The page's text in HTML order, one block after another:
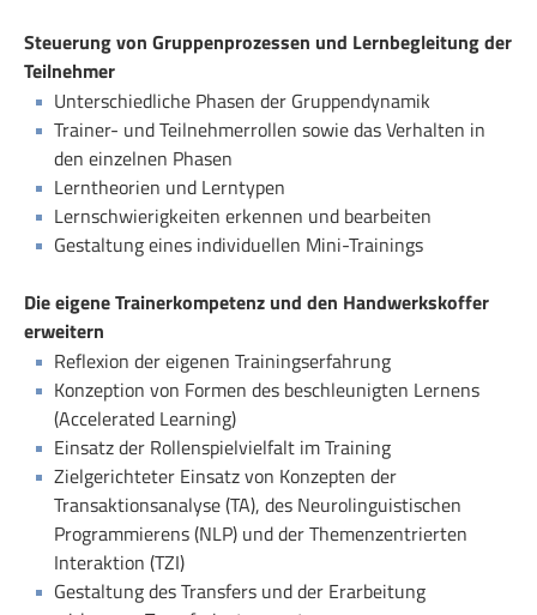
Steuerung von Gruppenprozessen und Lernbegleitung der
Teilnehmer
Unterschiedliche Phasen der Gruppendynamik
Trainer- und Teilnehmerrollen sowie das Verhalten in
den einzelnen Phasen
Lerntheorien und Lerntypen
Lernschwierigkeiten erkennen und bearbeiten
Gestaltung eines individuellen Mini-Trainings
Die eigene Trainerkompetenz und den Handwerkskoffer
erweitern
Reflexion der eigenen Trainingserfahrung
Konzeption von Formen des beschleunigten Lernens
(Accelerated Learning)
Einsatz der Rollenspielvielfalt im Training
Zielgerichteter Einsatz von Konzepten der
Transaktionsanalyse (TA), des Neurolinguistischen
Programmierens (NLP) und der Themenzentrierten
Interaktion (TZI)
Gestaltung des Transfers und der Erarbeitung